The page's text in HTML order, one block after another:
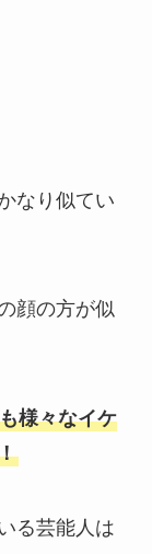
なり似てい
顔の方が似
様々なイケ
る芸能人は